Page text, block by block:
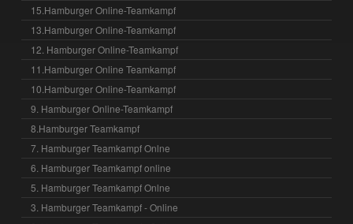
15.Hamburger Online-Teamkampf
13.Hamburger Online-Teamkampf
12. Hamburger Online-Teamkampf
11.Hamburger Online Teamkampf
10.Hamburger Online-Teamkampf
9. Hamburger Online-Teamkampf
8.Hamburger Teamkampf
7. Hamburger Teamkampf Onlne
6. Hamburger Teamkampf online
5. Hamburger Teamkampf Onlne
3. Hamburger Teamkampf - Online